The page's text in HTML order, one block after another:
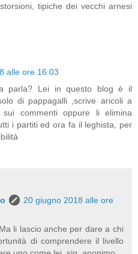
tipiche dei vecchi arnesi
alle ore 16:03
parla? Lei in questo blog è il
di pappagalli ,scrive aricoli a
sui commenti oppure li elimina
i partiti ed ora fa il leghista, per
20 giugno 2018 alle ore
li lascio anche per dare a chi
di comprendere il livello